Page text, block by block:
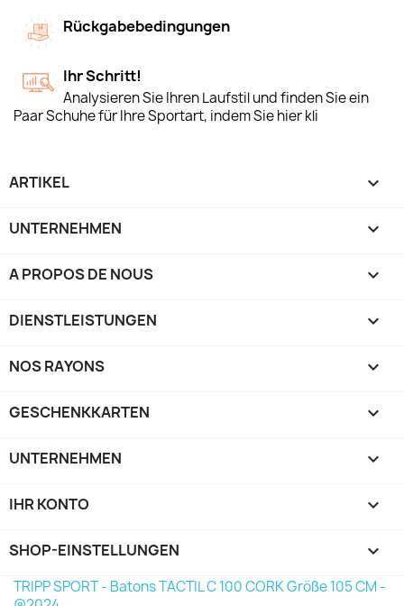
Rückgabebedingungen
Ihr Schritt!
Analysieren Sie Ihren Laufstil und finden Sie ein
Paar Schuhe für Ihre Sportart, indem Sie hier kli
ARTIKEL 
UNTERNEHMEN 
A PROPOS DE NOUS 
DIENSTLEISTUNGEN 
NOS RAYONS 
GESCHENKKARTEN 
UNTERNEHMEN 
IHR KONTO 
SHOP-EINSTELLUNGEN keyboard_arrow_down
TRIPP SPORT - Batons TACTIL C 100 CORK Größe 105 CM -